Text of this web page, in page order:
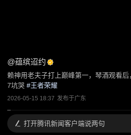
@蕴缤迢约
赖神用老夫子打上巅峰第一，琴酒观看
7坑哭 #王者荣耀
2026-05-15 18:37 发布于广东
打开腾讯新闻客户端说两句